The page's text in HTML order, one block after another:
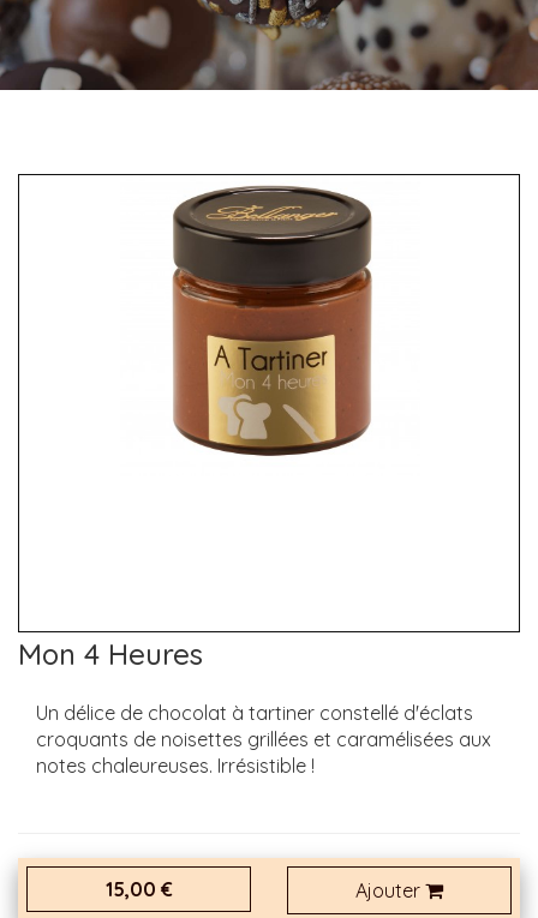
Mon 4 Heures
Un délice de chocolat à tartiner constellé d'éclats
croquants de noisettes grillées et caramélisées aux
notes chaleureuses. Irrésistible !
15,00 € Ajouter